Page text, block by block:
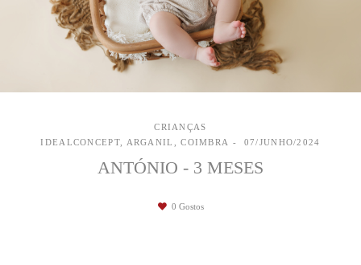
CRIANÇAS
IDEALCONCEPT, ARGANIL, COIMBRA
07/JUNHO/2024
ANTÓNIO - 3 MESES
0 Gostos